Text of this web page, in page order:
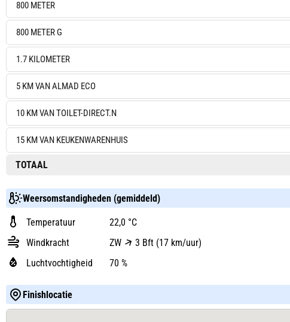
800 METER
800 METER G
1.7 KILOMETER
5 KM VAN ALMAD ECO
10 KM VAN TOILET-DIRECT.N
15 KM VAN KEUKENWARENHUIS
TOTAAL
Weersomstandigheden (gemiddeld)
Temperatuur
22,0 °C
Windkracht
ZW
3 Bft (17 km/uur)
Luchtvochtigheid
70 %
Finishlocatie